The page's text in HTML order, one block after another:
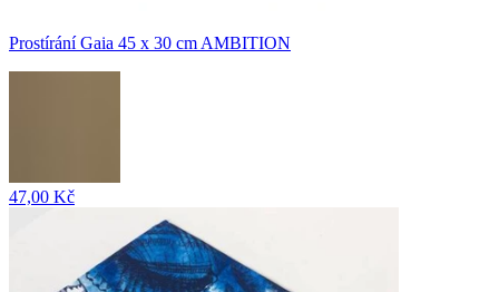
Prostírání Gaia 45 x 30 cm AMBITION
47,00 Kč